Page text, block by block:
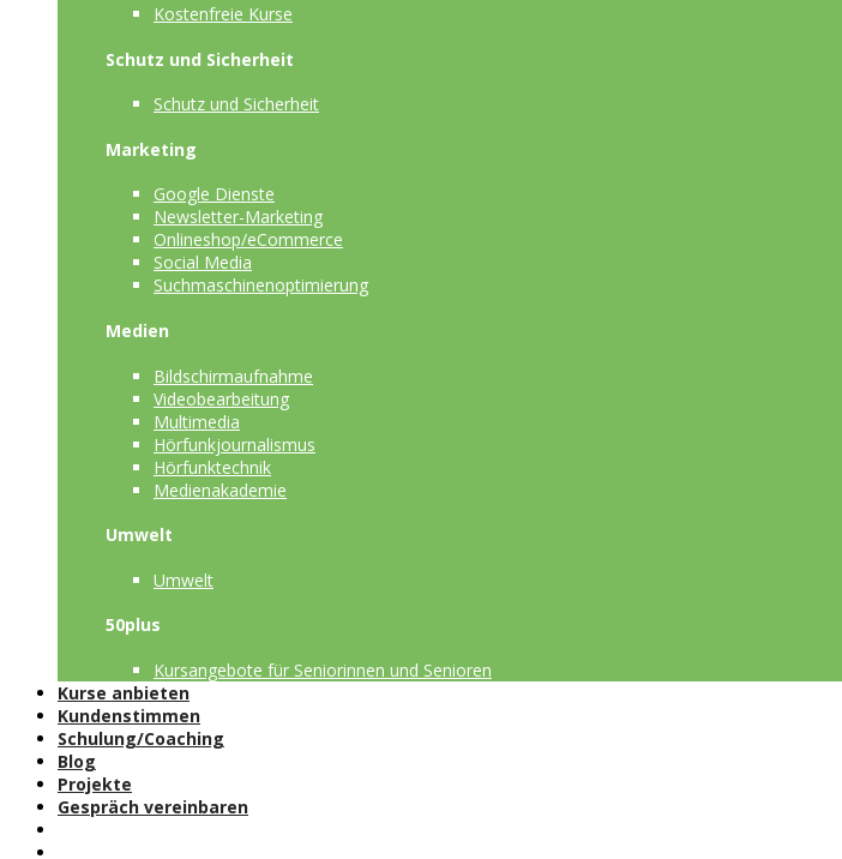
Kostenfreie Kurse
Schutz und Sicherheit
Schutz und Sicherheit
Marketing
Google Dienste
Newsletter-Marketing
Onlineshop/eCommerce
Social Media
Suchmaschinenoptimierung
Medien
Bildschirmaufnahme
Videobearbeitung
Multimedia
Hörfunkjournalismus
Hörfunktechnik
Medienakademie
Umwelt
Umwelt
50plus
Kursangebote für Seniorinnen und Senioren
Kurse anbieten
Kundenstimmen
Schulung/Coaching
Blog
Projekte
Gespräch vereinbaren